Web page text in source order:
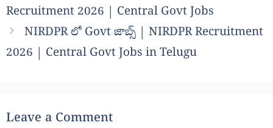
Recruitment 2026 | Central Govt Jobs
NIRDPR లో Govt జాబ్స్ | NIRDPR Recruitment
2026 | Central Govt Jobs in Telugu
Leave a Comment